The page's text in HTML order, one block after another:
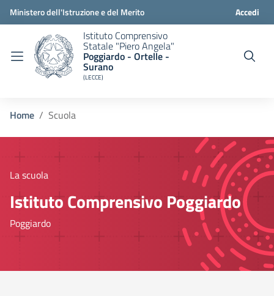
Ministero dell'Istruzione e del Merito Accedi
Istituto Comprensivo
Statale "Piero Angela"
Poggiardo - Ortelle -
Surano
(LECCE)
Home Scuola
La scuola
Istituto Comprensivo Poggiardo
Poggiardo